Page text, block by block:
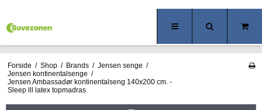
Forside / Shop / Brands / Jensen senge /
Jensen kontinentalsenge /
Jensen Ambassadør kontinentalseng 140x200 cm. -
Sleep lll latex topmadras